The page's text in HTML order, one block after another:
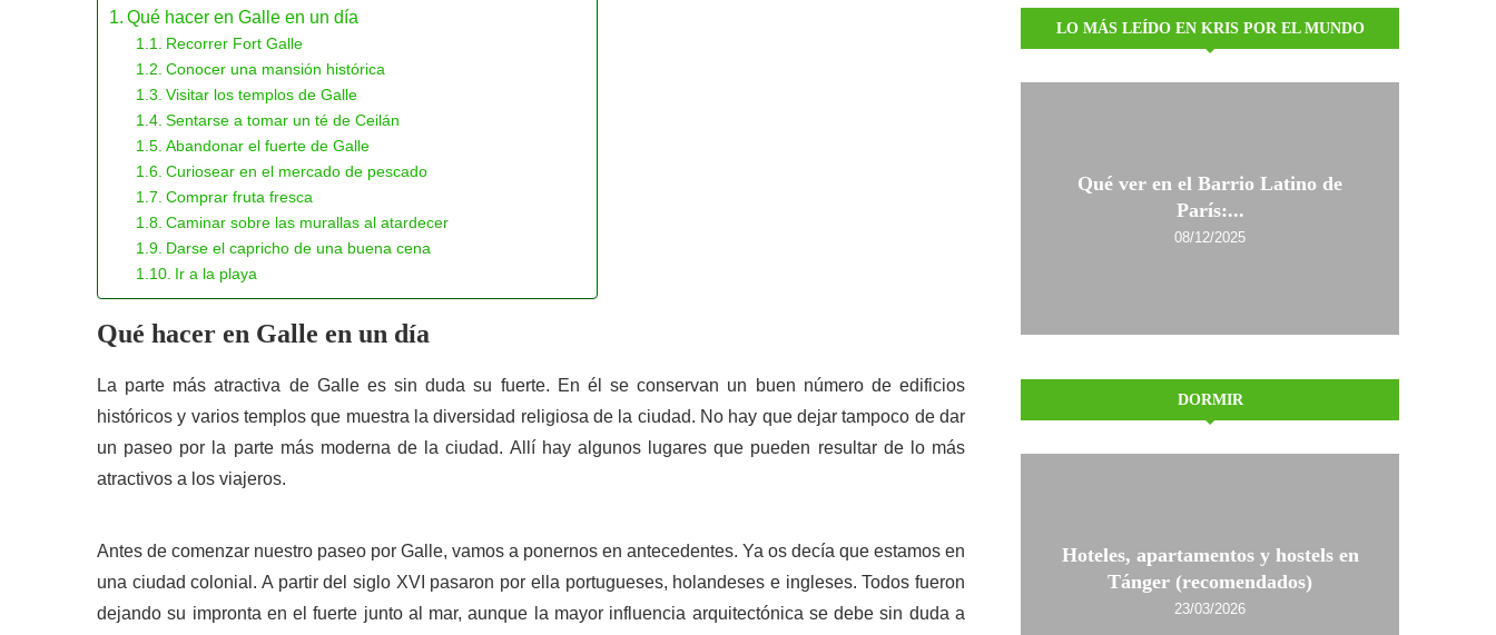
Qué hacer en Galle en un día
Recorrer Fort Galle
Conocer una mansión histórica
Visitar los templos de Galle
Sentarse a tomar un té de Ceilán
Abandonar el fuerte de Galle
Curiosear en el mercado de pescado
Comprar fruta fresca
Caminar sobre las murallas al atardecer
Darse el capricho de una buena cena
Ir a la playa
Qué hacer en Galle en un día
La parte más atractiva de Galle es sin duda su fuerte. En él se conservan un buen número de edificios
históricos y varios templos que muestra la diversidad religiosa de la ciudad. No hay que dejar tampoco de dar
un paseo por la parte más moderna de la ciudad. Allí hay algunos lugares que pueden resultar de lo más
atractivos a los viajeros.
Antes de comenzar nuestro paseo por Galle, vamos a ponernos en antecedentes. Ya os decía que estamos en
una ciudad colonial. A partir del siglo XVI pasaron por ella portugueses, holandeses e ingleses. Todos fueron
dejando su impronta en el fuerte junto al mar, aunque la mayor influencia arquitectónica se debe sin duda a
LO MÁS LEÍDO EN KRIS POR EL MUNDO
Qué ver en el Barrio Latino de
París:...
08/12/2025
DORMIR
Hoteles, apartamentos y hostels en
Tánger (recomendados)
23/03/2026